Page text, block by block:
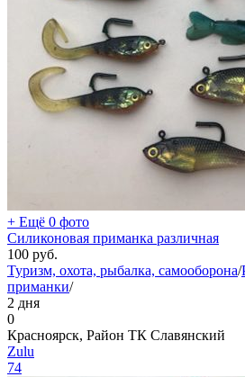
+ Ещё 0 фото
Силиконовая приманка различная
100 руб.
Туризм, охота, рыбалка, самооборона/
приманки/
2 дня
0
Красноярск, Район ТК Славянский
Zulu
74